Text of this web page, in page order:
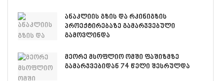
ანაკლიის გზის და რკინიგზის
პროექტირებაზე გამარჯვებული
გამოვლინდა
მეორე მსოფლიო ომში ფაშიზმზე
გამარჯვებიდან 74 წელი შესრულდა